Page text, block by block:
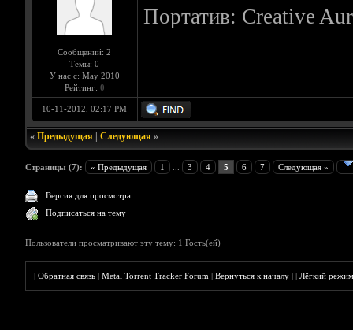
Сообщений: 2
Темы: 0
У нас с: May 2010
Рейтинг: 0
Портатив: Creative
10-11-2012, 02:17 PM
«Предыдущая |Следующая »
Страницы (7): « Предыдущая 1 3 4 5 6 7 Следующая »
Версия для просмотра
Подписаться на тему
Пользователи просматривают эту тему: 1 Гость(ей)
|Обратная связь |Metal Torrent Tracker Forum |Вернуться к началу ||Лёгкий